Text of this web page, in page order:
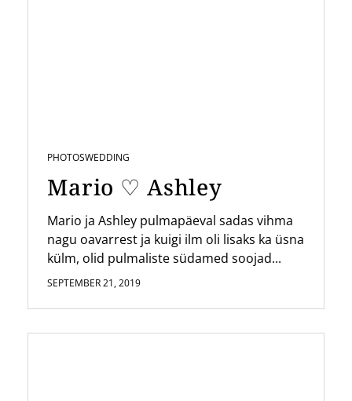
PHOTOSWEDDING
Mario ♡ Ashley
Mario ja Ashley pulmapäeval sadas vihma
nagu oavarrest ja kuigi ilm oli lisaks ka üsna
külm, olid pulmaliste südamed soojad...
SEPTEMBER 21, 2019